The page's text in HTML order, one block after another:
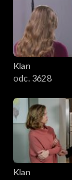
Klan
odc. 3628
Klan